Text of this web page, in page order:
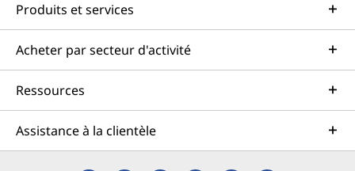
Produits et services
Acheter par secteur d'activité
Ressources
Assistance à la clientèle